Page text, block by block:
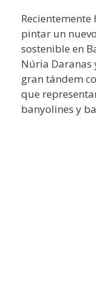
pintar un
sostenible en
Núria Daranas
gran tándem
que
banyolines y